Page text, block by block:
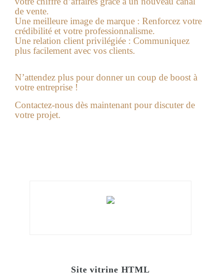
de vente.
Une meilleure image de marque : Renforcez votre
crédibilité et votre professionnalisme.
Une relation client privilégiée : Communiquez
plus facilement avec vos clients.
N’attendez plus pour donner un coup de boost à
votre entreprise !
Contactez-nous dès maintenant pour discuter de
votre projet.
Site vitrine HTML